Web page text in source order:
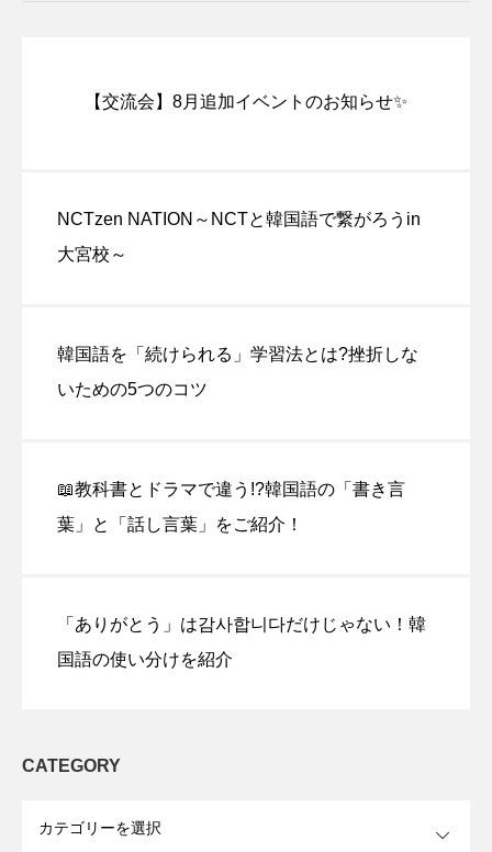
【交流会】8月追加イベントのお知らせ✨
NCTzen NATION～NCTと韓国語で繋がろうin
大宮校～
韓国語を「続けられる」学習法とは?挫折しな
いための5つのコツ
📖教科書とドラマで違う!?韓国語の「書き言
葉」と「話し言葉」をご紹介！
「ありがとう」は감사합니다だけじゃない！韓
国語の使い分けを紹介
CATEGORY